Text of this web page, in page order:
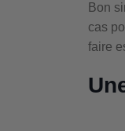
Bon
cas
faire